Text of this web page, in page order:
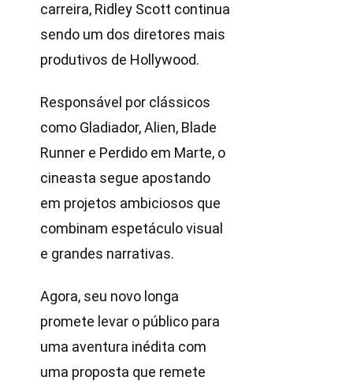
carreira, Ridley Scott continua
sendo um dos diretores mais
produtivos de Hollywood.
Responsável por clássicos
como Gladiador, Alien, Blade
Runner e Perdido em Marte, o
cineasta segue apostando
em projetos ambiciosos que
combinam espetáculo visual
e grandes narrativas.
Agora, seu novo longa
promete levar o público para
uma aventura inédita com
uma proposta que remete